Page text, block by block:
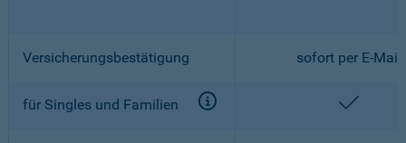
Versicherungsbestätigung sofort per E-Mail
für Singles und Familien